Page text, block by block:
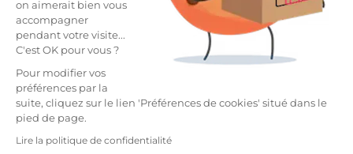
on aimerait bien vous
accompagner
pendant votre visite...
C'est OK pour vous ?
Pour modifier vos
préférences par la
suite, cliquez sur le lien 'Préférences de cookies' situé dans le
pied de page.
Lire la politique de confidentialité
Dimensions : 35 x 35 x H78cm.
LIVRAISON ET RETOURS
Livraison Standard -19,99 €
Estimée à partir du
Livraison en journée au pied du camion - Hors
Corse
Estimée à partir du